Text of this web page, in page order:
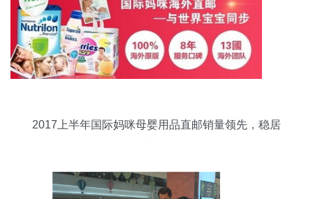
2017上半年国际妈咪母婴用品直邮销量领先，稳居